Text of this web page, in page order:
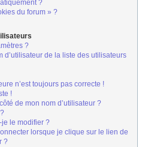
?
du forum » ?
?
de la liste des utilisateurs
n’est toujours pas correcte !
!
de mon nom d’utilisateur ?
je le modifier ?
lorsque je clique sur le lien de
?